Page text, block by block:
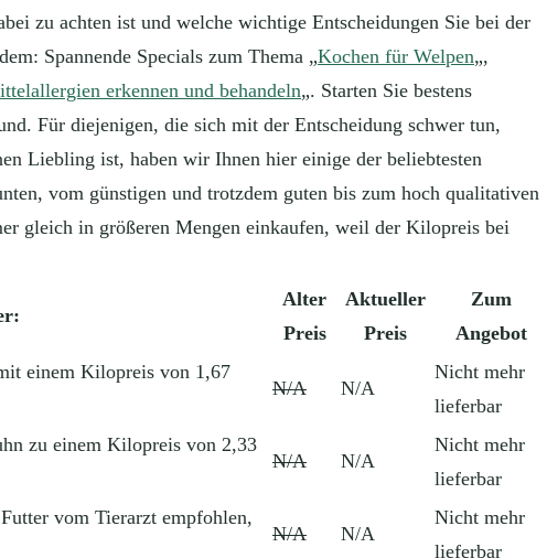
zu achten ist und welche wichtige Entscheidungen Sie bei der
Spannende Specials zum Thema „Kochen für Welpen„,
erkennen und behandeln„. Starten Sie bestens
Für diejenigen, die sich mit der Entscheidung schwer tun,
Liebling ist, haben wir Ihnen hier einige der beliebtesten
vom günstigen und trotzdem guten bis zum hoch qualitativen
gleich in größeren Mengen einkaufen, weil der Kilopreis bei
Alter
Preis
Aktueller
Preis
Zum
Angebot
einem Kilopreis von 1,67
N/A N/A
Nicht mehr
lieferbar
zu einem Kilopreis von 2,33
N/A N/A
Nicht mehr
lieferbar
vom Tierarzt empfohlen,
N/A N/A
Nicht mehr
lieferbar